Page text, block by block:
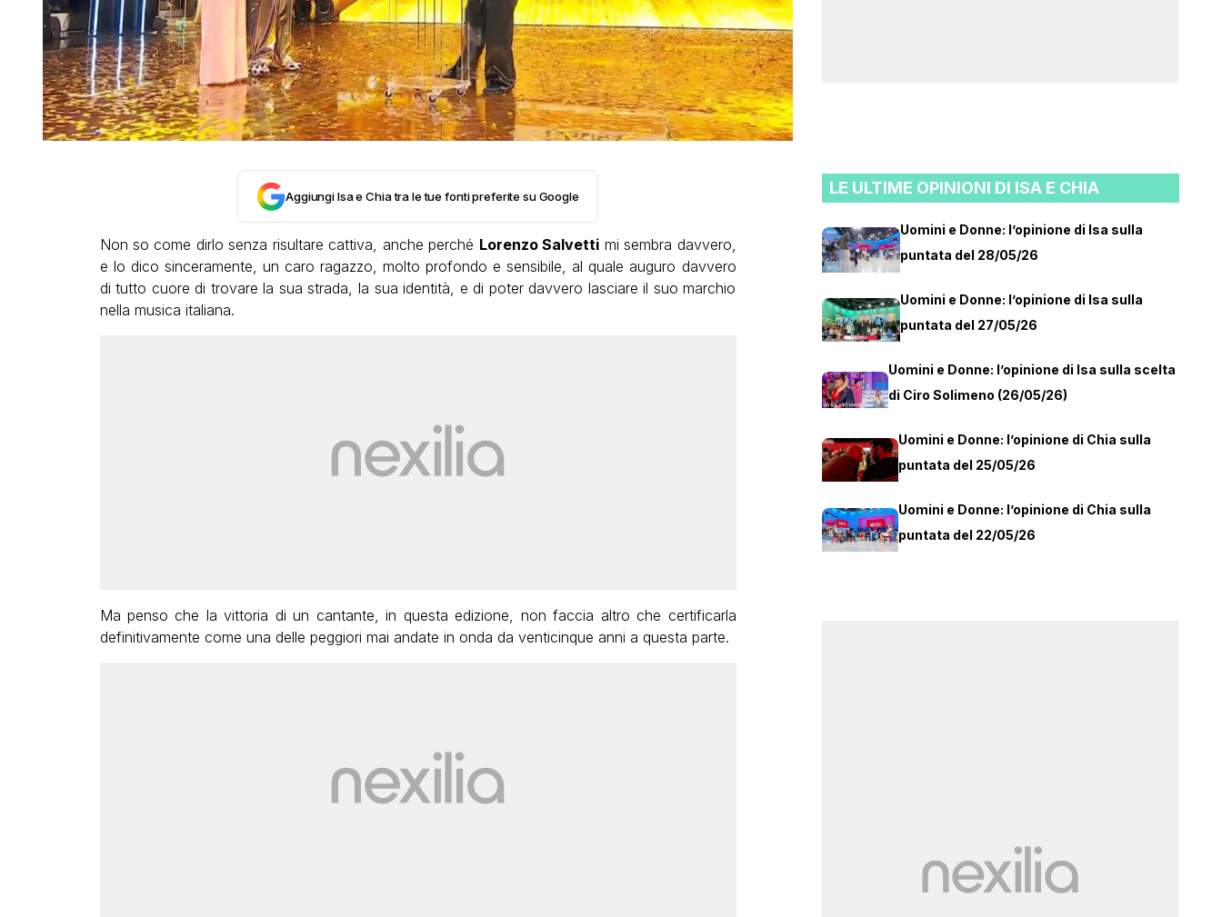
Aggiungi Isa e Chia tra le tue fonti preferite su Google
Non so come dirlo senza risultare cattiva, anche perché Lorenzo Salvetti mi sembra davvero,
e lo dico sinceramente, un caro ragazzo, molto profondo e sensibile, al quale auguro davvero
di tutto cuore di trovare la sua strada, la sua identità, e di poter davvero lasciare il suo marchio
nella musica italiana.
Ma penso che la vittoria di un cantante, in questa edizione, non faccia altro che certificarla
definitivamente come una delle peggiori mai andate in onda da venticinque anni a questa parte.
LE ULTIME OPINIONI DI ISA E CHIA
Uomini e Donne: l’opinione di Isa sulla
puntata del 28/05/26
Uomini e Donne: l’opinione di Isa sulla
puntata del 27/05/26
Uomini e Donne: l’opinione di Isa sulla scelta
di Ciro Solimeno (26/05/26)
Uomini e Donne: l’opinione di Chia sulla
puntata del 25/05/26
Uomini e Donne: l’opinione di Chia sulla
puntata del 22/05/26